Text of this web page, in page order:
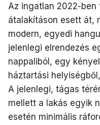
Az ingatlan 2022-ben
átalakításon esett át,
modern, egyedi
jelenlegi elrendezés
nappaliból, egy
háztartási
A jelenlegi, tágas
mellett a lakás egyik
esetén minimális